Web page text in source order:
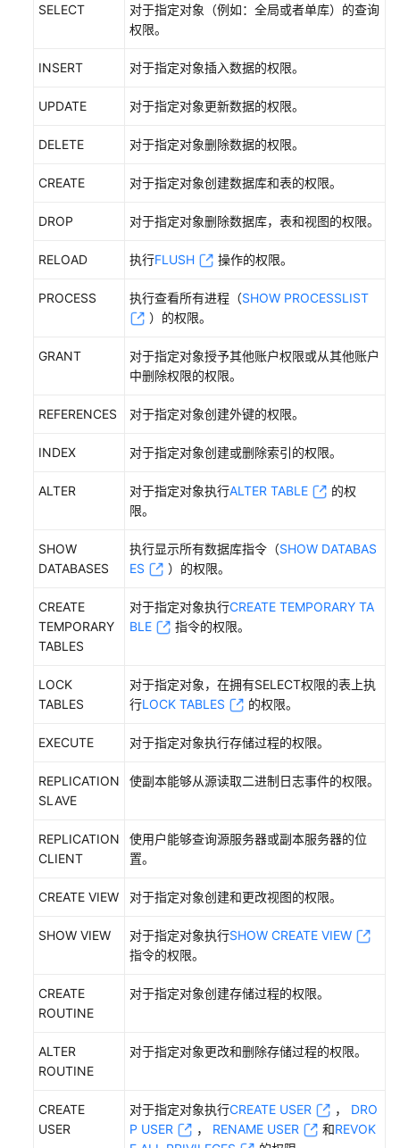
实
参
SDK
考
常
题
频
助
文
载
通
用
参
产
术
责
服
级
协
（SLA）
皮
书
SELECT
对于指定对象（例如：全局或者单库）的查询
权限。
INSERT 对于指定对象插入数据的权限。
UPDATE 对于指定对象更新数据的权限。
DELETE 对于指定对象删除数据的权限。
CREATE 对于指定对象创建数据库和表的权限。
DROP 对于指定对象删除数据库，表和视图的权限。
RELOAD 执行FLUSH 操作的权限。
PROCESS 执行查看所有进程（SHOW PROCESSLIST
）的权限。
GRANT
对于指定对象授予其他账户权限或从其他账户
中删除权限的权限。
REFERENCES 对于指定对象创建外键的权限。
INDEX 对于指定对象创建或删除索引的权限。
ALTER 对于指定对象执行ALTER TABLE
的权
限。
SHOW
DATABASES
执行显示所有数据库指令（SHOW DATABAS
ES
）的权限。
CREATE
TEMPORARY
TABLES
对于指定对象执行CREATE TEMPORARY TA
BLE
指令的权限。
LOCK
TABLES
对于指定对象，在拥有SELECT权限的表上执
行LOCK TABLES 的权限。
EXECUTE 对于指定对象执行存储过程的权限。
REPLICATION
SLAVE
使副本能够从源读取二进制日志事件的权限。
REPLICATION
CLIENT
使用户能够查询源服务器或副本服务器的位
置。
CREATE VIEW 对于指定对象创建和更改视图的权限。
SHOW VIEW 对于指定对象执行SHOW CREATE VIEW
指令的权限。
CREATE
ROUTINE
对于指定对象创建存储过程的权限。
ALTER
ROUTINE
对于指定对象更改和删除存储过程的权限。
CREATE
USER
对于指定对象执行CREATE USER ， DRO
P USER
， RENAME USER 和REVOK